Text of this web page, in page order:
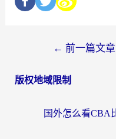
← 前一篇文章
版权地域限制